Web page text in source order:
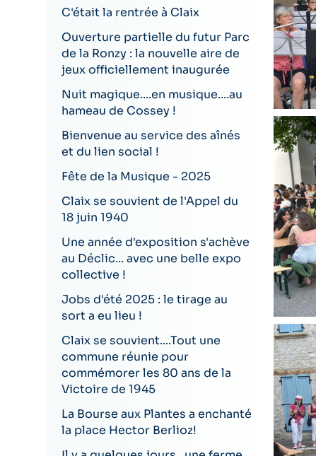
C'était la rentrée à Claix
Ouverture partielle du futur Parc
de la Ronzy : la nouvelle aire de
jeux officiellement inaugurée
Nuit magique....en musique....au
hameau de Cossey !
Bienvenue au service des aînés
et du lien social !
Fête de la Musique - 2025
Claix se souvient de l'Appel du
18 juin 1940
Une année d'exposition s'achève
au Déclic... avec une belle expo
collective !
Jobs d'été 2025 : le tirage au
sort a eu lieu !
Claix se souvient....Tout une
commune réunie pour
commémorer les 80 ans de la
Victoire de 1945
La Bourse aux Plantes a enchanté
la place Hector Berlioz!